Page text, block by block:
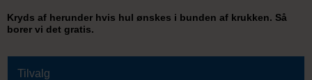
Kryds af herunder hvis hul ønskes i bunden af krukken. Så
borer vi det gratis.
Tilvalg